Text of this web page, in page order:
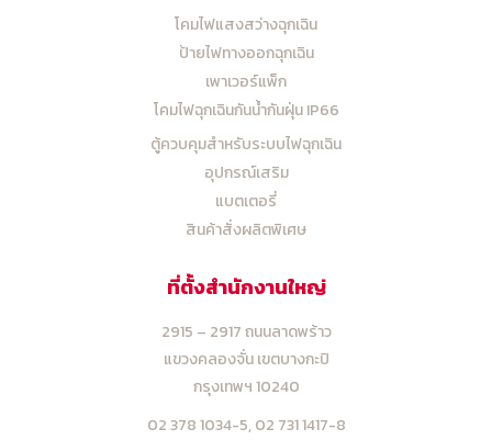
โคมไฟแสงสว่างฉุกเฉิน
ป้ายไฟทางออกฉุกเฉิน
เพาเวอร์แพ็ก
โคมไฟฉุกเฉินกันน้ำกันฝุ่น IP66
ตู้ควบคุมสำหรับระบบไฟฉุกเฉิน
อุปกรณ์เสริม
แบตเตอรี่
สินค้าสั่งผลิตพิเศษ
ที่ตั้งสำนักงานใหญ่
2915 – 2917 ถนนลาดพร้าว
แขวงคลองจั่น เขตบางกะปิ
กรุงเทพฯ 10240
02 378 1034-5, 02 731 1417-8